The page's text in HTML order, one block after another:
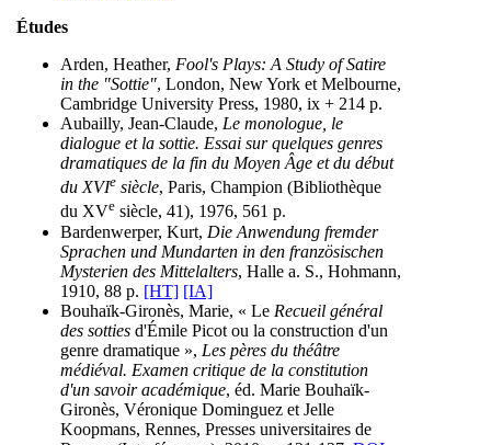
Études
Arden, Heather, Fool's Plays: A Study of Satire
in the "Sottie", London, New York et Melbourne,
Cambridge University Press, 1980, ix + 214 p.
Aubailly, Jean-Claude, Le monologue, le
dialogue et la sottie. Essai sur quelques genres
dramatiques de la fin du Moyen Âge et du début
du XVIe siècle, Paris, Champion (Bibliothèque
du XVe siècle, 41), 1976, 561 p.
Bardenwerper, Kurt, Die Anwendung fremder
Sprachen und Mundarten in den französischen
Mysterien des Mittelalters, Halle a. S., Hohmann,
1910, 88 p. [HT] [IA]
Bouhaïk-Gironès, Marie, « Le Recueil général
des sotties d'Émile Picot ou la construction d'un
genre dramatique », Les pères du théâtre
médiéval. Examen critique de la constitution
d'un savoir académique, éd. Marie Bouhaïk-
Gironès, Véronique Dominguez et Jelle
Koopmans, Rennes, Presses universitaires de